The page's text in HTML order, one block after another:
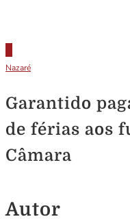
Nazaré
Garantido
de férias aos
Câmara
Autor